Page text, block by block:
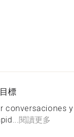
標
conversaciones
閱讀更多